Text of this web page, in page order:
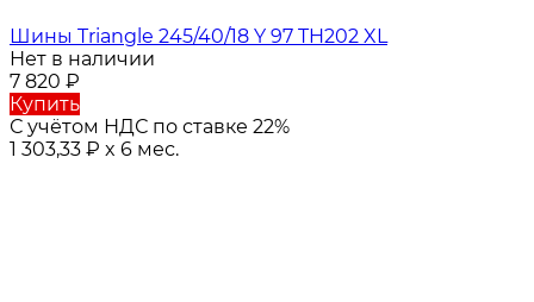
Шины Triangle 245/40/18 Y 97 TH202 XL
Нет в наличии
7 820 ₽
Купить
С учётом НДС по ставке 22%
1 303,33 ₽ x 6 мес.